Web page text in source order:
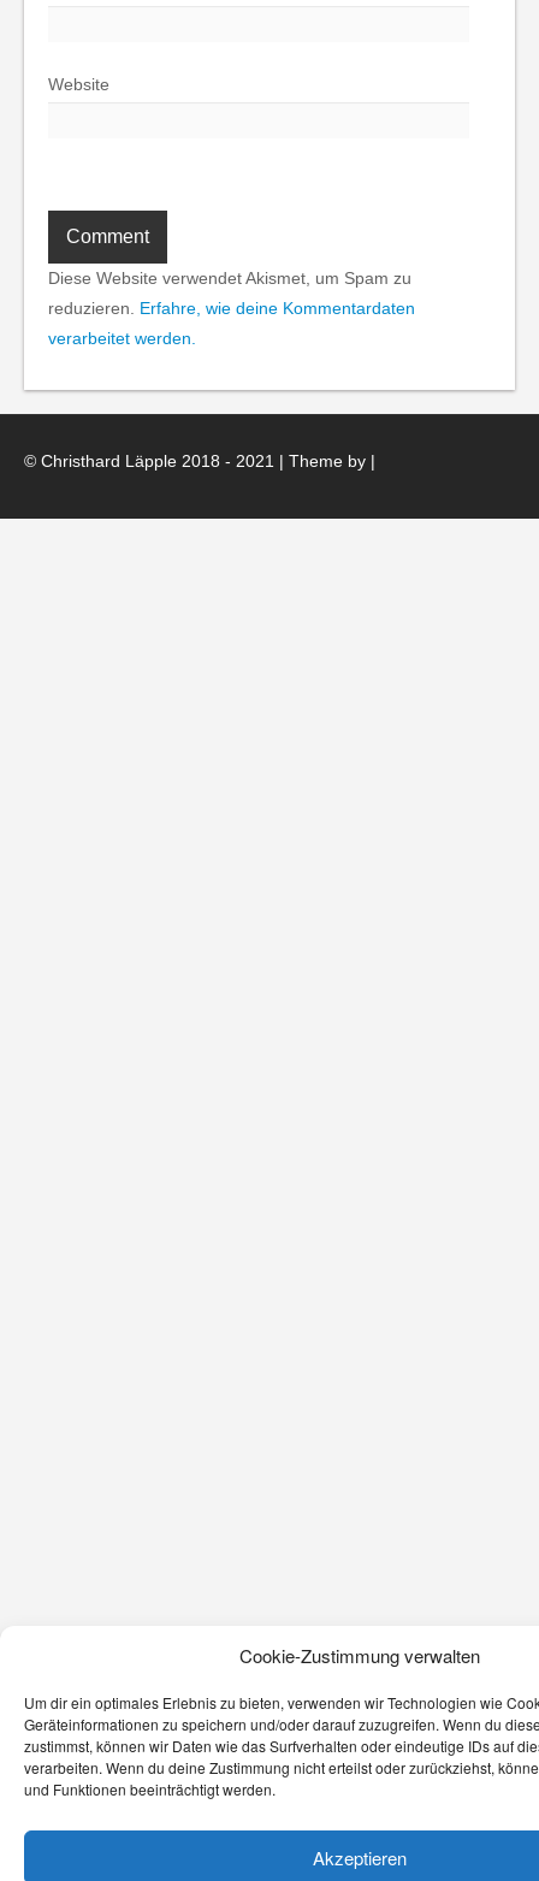
Cookie-Zustimmung verwalten
Um dir ein optimales Erlebnis zu bieten, verwenden wir Technologien wie
Geräteinformationen zu speichern und/oder darauf zuzugreifen. Wenn du
zustimmst, können wir Daten wie das Surfverhalten oder eindeutige IDs auf
verarbeiten. Wenn du deine Zustimmung nicht erteilst oder zurückziehst,
und Funktionen beeinträchtigt werden.
Akzeptieren
Website
Diese Website verwendet Akismet, um Spam zu
reduzieren. Erfahre, wie deine Kommentardaten
verarbeitet werden.
© Christhard Läpple 2018 - 2021 | Theme by |